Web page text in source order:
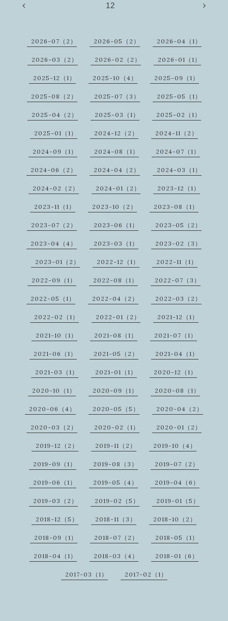
12
2026-07（2） 2026-05（2） 2026-04（1）
2026-03（2） 2026-02（2） 2026-01（1）
2025-12（1） 2025-10（4） 2025-09（1）
2025-08（2） 2025-07（3） 2025-05（1）
2025-04（2） 2025-03（1） 2025-02（1）
2025-01（1） 2024-12（2） 2024-11（2）
2024-09（1） 2024-08（1） 2024-07（1）
2024-06（2） 2024-04（2） 2024-03（1）
2024-02（2） 2024-01（2） 2023-12（1）
2023-11（1） 2023-10（2） 2023-08（1）
2023-07（2） 2023-06（1） 2023-05（2）
2023-04（4） 2023-03（1） 2023-02（3）
2023-01（2） 2022-12（1） 2022-11（1）
2022-09（1） 2022-08（1） 2022-07（3）
2022-05（1） 2022-04（2） 2022-03（2）
2022-02（1） 2022-01（2） 2021-12（1）
2021-10（1） 2021-08（1） 2021-07（1）
2021-06（1） 2021-05（2） 2021-04（1）
2021-03（1） 2021-01（1） 2020-12（1）
2020-10（1） 2020-09（1） 2020-08（1）
2020-06（4） 2020-05（5） 2020-04（2）
2020-03（2） 2020-02（1） 2020-01（2）
2019-12（2） 2019-11（2） 2019-10（4）
2019-09（1） 2019-08（3） 2019-07（2）
2019-06（1） 2019-05（4） 2019-04（6）
2019-03（2） 2019-02（5） 2019-01（5）
2018-12（5） 2018-11（3） 2018-10（2）
2018-09（1） 2018-07（2） 2018-05（1）
2018-04（1） 2018-03（4） 2018-01（6）
2017-03（1） 2017-02（1）